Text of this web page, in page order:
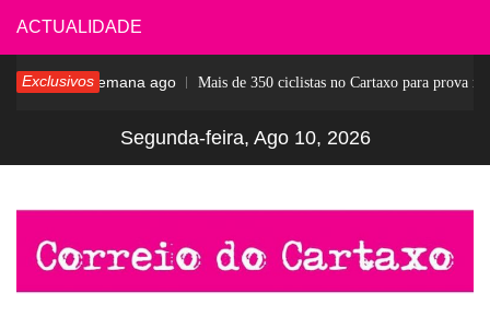
Skip
to
content
ACTUALIDADE
Exclusivos1 semana ago Mais de 350 ciclistas no Cartaxo para prova
Segunda-feira, Ago 10, 2026